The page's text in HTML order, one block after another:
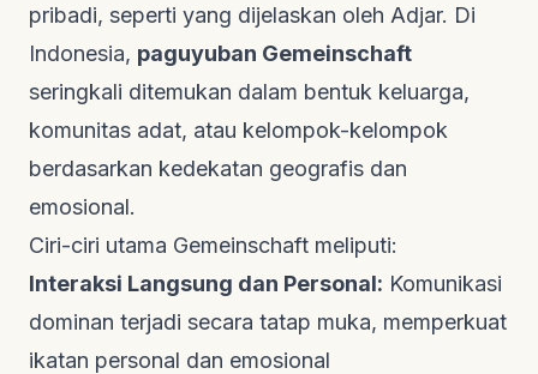
pribadi, seperti yang dijelaskan oleh Adjar. Di
Indonesia, paguyuban Gemeinschaft
seringkali ditemukan dalam bentuk keluarga,
komunitas adat, atau kelompok-kelompok
berdasarkan kedekatan geografis dan
emosional.
Ciri-ciri utama Gemeinschaft meliputi:
Interaksi Langsung dan Personal: Komunikasi
dominan terjadi secara tatap muka, memperkuat
ikatan personal dan emosional